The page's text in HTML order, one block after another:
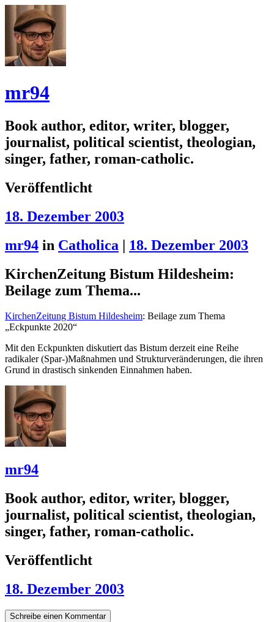
mr94
Book author, editor, writer, blogger,
journalist, political scientist, theologian,
singer, father, roman-catholic.
Veröffentlicht
18. Dezember 2003
mr94 in Catholica | 18. Dezember 2003
KirchenZeitung Bistum Hildesheim:
Beilage zum Thema...
KirchenZeitung Bistum Hildesheim: Beilage zum Thema
„Eckpunkte 2020“
Mit den Eckpunkten diskutiert das Bistum derzeit eine Reihe
radikaler (Spar-)Maßnahmen und Strukturveränderungen, die ihren
Grund in drastisch sinkenden Einnahmen haben.
mr94
Book author, editor, writer, blogger,
journalist, political scientist, theologian,
singer, father, roman-catholic.
Veröffentlicht
18. Dezember 2003
Schreibe einen Kommentar